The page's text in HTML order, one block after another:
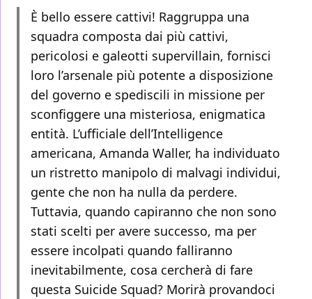
È bello essere cattivi! Raggruppa una
squadra composta dai più cattivi,
pericolosi e galeotti supervillain, fornisci
loro l’arsenale più potente a disposizione
del governo e spediscili in missione per
sconfiggere una misteriosa, enigmatica
entità. L’ufficiale dell’Intelligence
americana, Amanda Waller, ha individuato
un ristretto manipolo di malvagi individui,
gente che non ha nulla da perdere.
Tuttavia, quando capiranno che non sono
stati scelti per avere successo, ma per
essere incolpati quando falliranno
inevitabilmente, cosa cercherà di fare
questa Suicide Squad? Morirà provandoci